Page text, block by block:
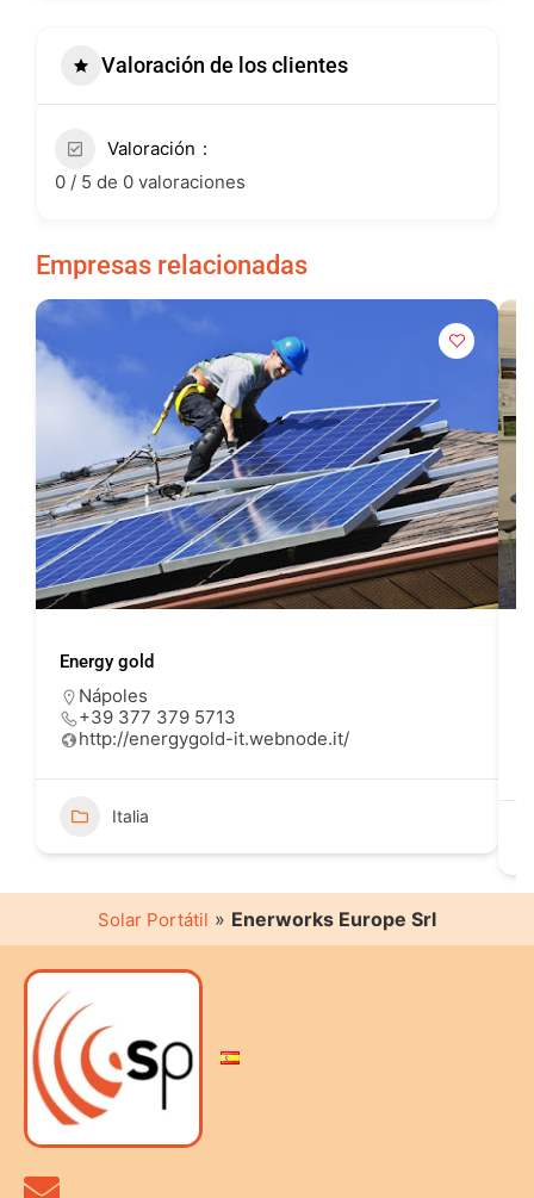
Valoración de los clientes
Valoración
0 / 5 de 0 valoraciones
Empresas relacionadas
Energy gold
Nápoles
+39 377 379 5713
http://energygold-it.webnode.it/
Italia
Solar Portátil » Enerworks Europe Srl